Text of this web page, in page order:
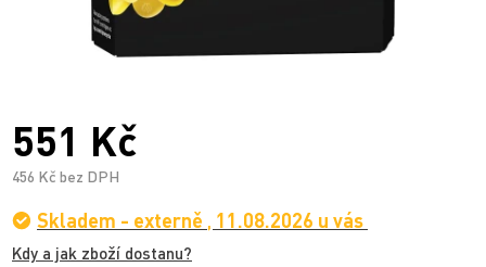
551 Kč
456 Kč bez DPH
Skladem - externě , 11.08.2026 u vás
Kdy a jak zboží dostanu?